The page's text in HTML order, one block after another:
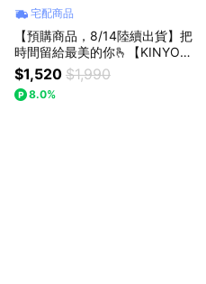
宅配商品
【預購商品，8/14陸續出貨】把
時間留給最美的你🫰【KINYO】
禮物獨家1+1暖心按摩組 溫熱導
入刮痧按摩儀+6段式肌肉舒緩筋
膜槍 送禮 禮物 日常保養 放鬆 舒
$1,520 $1,990
8.0%